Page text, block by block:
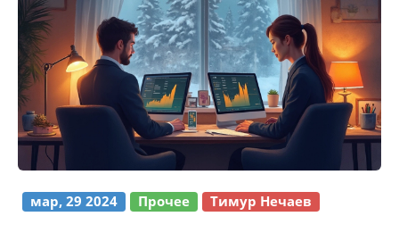
мар, 29 2024 Прочее Тимур Нечаев